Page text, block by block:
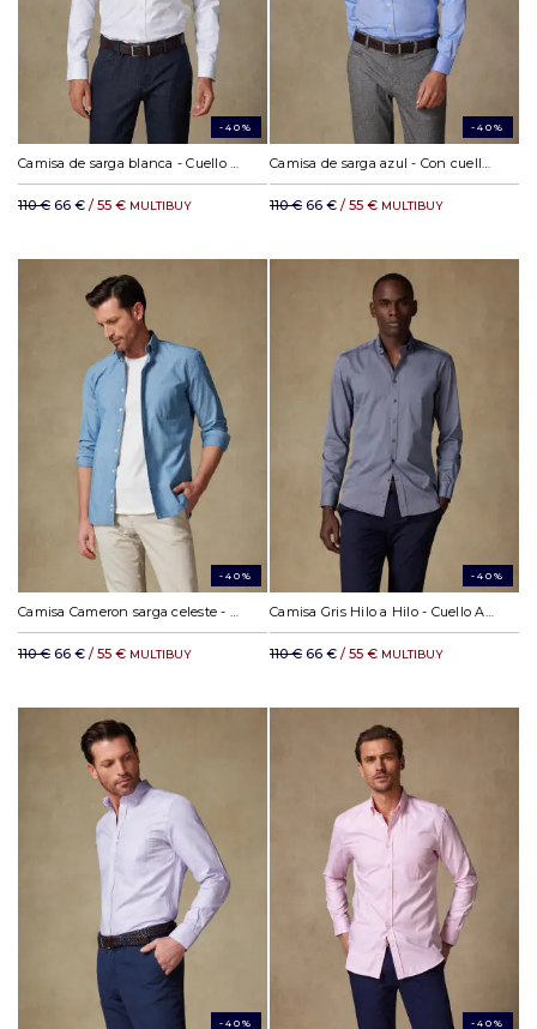
-40%
Camisa de sarga blanca - Cuello Abotonado
110 € 66 € / 55 € MULTIBUY
-40%
Camisa de sarga azul - Con cuello abotonado
110 € 66 € / 55 € MULTIBUY
-40%
110 € 66 € / 55 € MULTIBUY
-40%
110 € 66 € / 55 € MULTIBUY
-40% -40%